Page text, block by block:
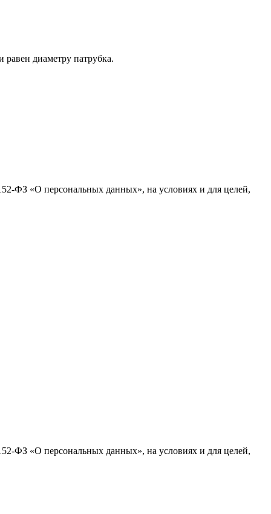
диаметру патрубка.
ФЗ «О персональных данных», на условиях и для целей,
ФЗ «О персональных данных», на условиях и для целей,